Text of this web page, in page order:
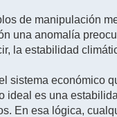
de manipulación
una anomalía
la estabilidad
sistema económico
ideal es una
En esa lógica,